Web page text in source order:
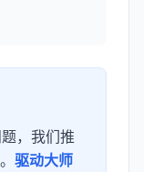
，我们推
驱动大师